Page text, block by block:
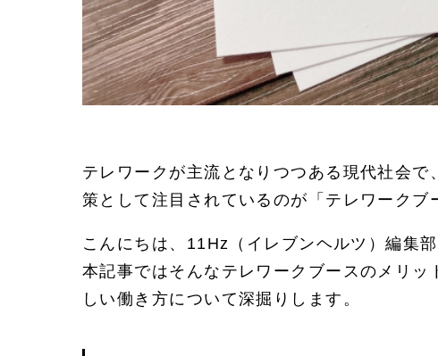
テレワークが主流となりつつある現代社会
策として注目されているのが「テレワークブ
こんにちは、11Hz（イレブンヘルツ）編集部
本記事ではそんなテレワークブースのメリ
しい働き方について深掘りします。